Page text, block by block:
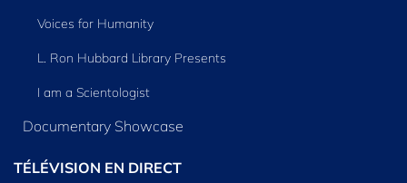
Voices for Humanity
L. Ron Hubbard Library Presents
I am a Scientologist
Documentary Showcase
TÉLÉVISION EN DIRECT